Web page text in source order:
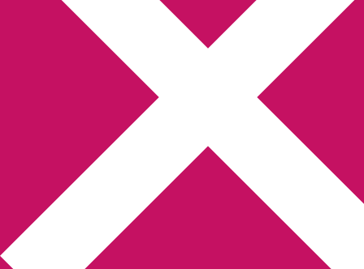
Hem Författarfemman
Webbshop Amazon
Bokbloggsjerka Bloggmaraton
Kriminalroman Min tv-blogg
You are here: Håkan Hellström
Det finns live-artister
och så finns det Håkan Hellström
Det finns live-artister och så